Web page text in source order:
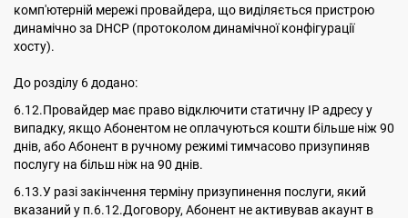
комп'ютерній мережі провайдера, що виділяється пристрою
динамічно за DHCP (протоколом динамічної конфігурації
хосту).
До розділу 6 додано:
6.12.Провайдер має право відключити статичну IP адресу у
випадку, якщо Абонентом не оплачуються кошти більше ніж 90
днів, або Абонент в ручному режимі тимчасово призупиняв
послугу на більш ніж на 90 днів.
6.13.У разі закінчення терміну призупинення послуги, який
вказаний у п.6.12.Договору, Абонент не активував акаунт в